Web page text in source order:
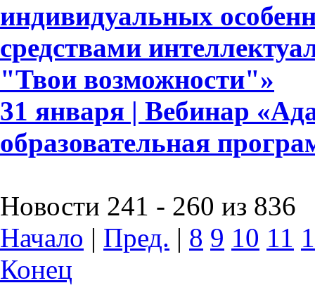
индивидуальных
средствами
"Твои возможности"»
31 января | Вебинар
образовательная
Новости 241 - 260 из 836
Начало | Пред. | 8 9 10 11
Конец